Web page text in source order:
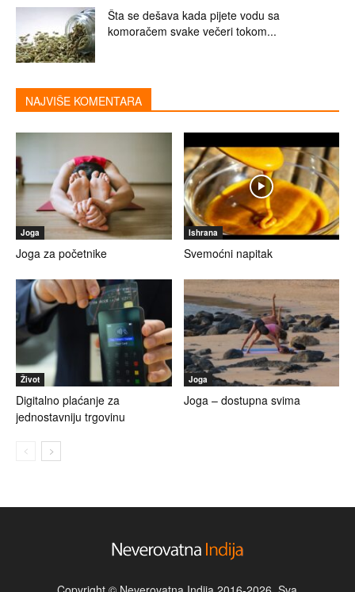
Šta se dešava kada pijete vodu sa
komoračem svake večeri tokom...
NAJVIŠE KOMENTARA
Joga
Joga za početnike
Ishrana
Svemoćni napitak
Život
Digitalno plaćanje za
jednostavniju trgovinu
Joga
Joga – dostupna svima